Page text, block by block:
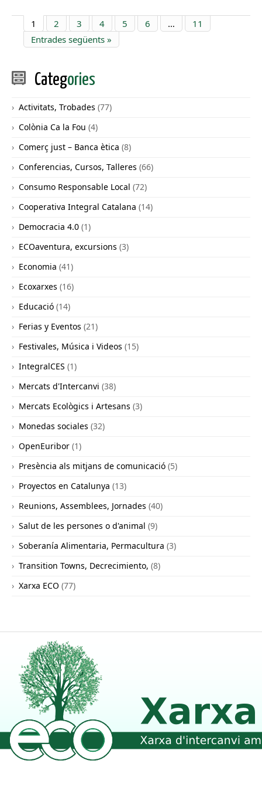
1 2 3 4 5 6 …
11
Entrades següents »
Categories
Activitats, Trobades (77)
Colònia Ca la Fou (4)
Comerç just – Banca ètica (8)
Conferencias, Cursos, Talleres (66)
Consumo Responsable Local (72)
Cooperativa Integral Catalana (14)
Democracia 4.0 (1)
ECOaventura, excursions (3)
Economia (41)
Ecoxarxes (16)
Educació (14)
Ferias y Eventos (21)
Festivales, Música i Videos (15)
IntegralCES (1)
Mercats d'Intercanvi (38)
Mercats Ecològics i Artesans (3)
Monedas sociales (32)
OpenEuribor (1)
Presència als mitjans de comunicació (5)
Proyectos en Catalunya (13)
Reunions, Assemblees, Jornades (40)
Salut de les persones o d'animal (9)
Soberanía Alimentaria, Permacultura (3)
Transition Towns, Decrecimiento, (8)
Xarxa ECO (77)